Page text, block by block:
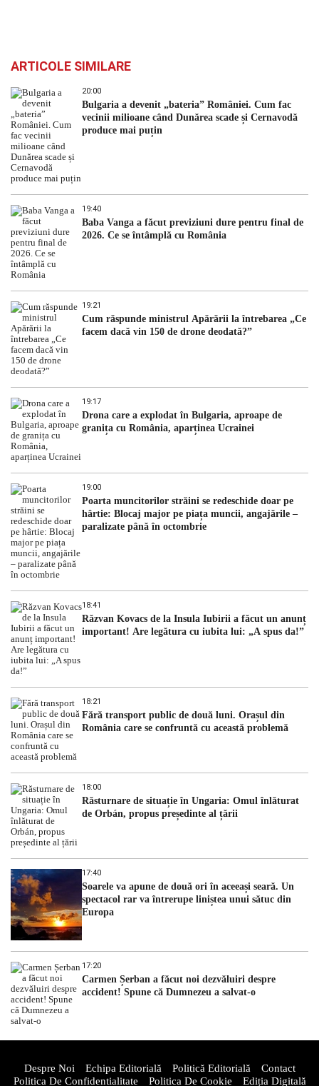
ARTICOLE SIMILARE
20:00
Bulgaria a devenit „bateria” României. Cum fac
vecinii milioane când Dunărea scade și Cernavodă
produce mai puțin
19:40
Baba Vanga a făcut previziuni dure pentru final de
2026. Ce se întâmplă cu România
19:21
Cum răspunde ministrul Apărării la întrebarea „Ce
facem dacă vin 150 de drone deodată?”
19:17
Drona care a explodat în Bulgaria, aproape de
granița cu România, aparținea Ucrainei
19:00
Poarta muncitorilor străini se redeschide doar pe
hârtie: Blocaj major pe piața muncii, angajările –
paralizate până în octombrie
18:41
Răzvan Kovacs de la Insula Iubirii a făcut un anunț
important! Are legătura cu iubita lui: „A spus da!”
18:21
Fără transport public de două luni. Orașul din
România care se confruntă cu această problemă
18:00
Răsturnare de situație în Ungaria: Omul înlăturat
de Orbán, propus președinte al țării
17:40
Soarele va apune de două ori în aceeași seară. Un
spectacol rar va întrerupe liniștea unui sătuc din
Europa
17:20
Carmen Șerban a făcut noi dezvăluiri despre
accident! Spune că Dumnezeu a salvat-o
Despre Noi Echipa Editorială Politică Editorială
Contact
Politica De Confidentialitate
Politica De Cookie Ediția Digitală